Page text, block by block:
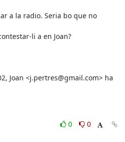
a la radio. Seria bo que no
li a en Joan?
Joan <j.pertres@gmail.com> ha
0
0